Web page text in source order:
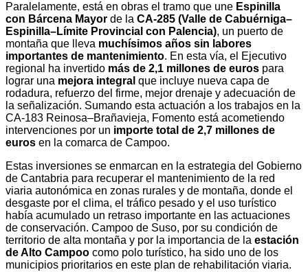
Paralelamente, está en obras el tramo que une Espinilla
con Bárcena Mayor de la CA‑285 (Valle de Cabuérniga–
Espinilla–Límite Provincial con Palencia), un puerto de
montaña que lleva muchísimos años sin labores
importantes de mantenimiento. En esta vía, el Ejecutivo
regional ha invertido más de 2,1 millones de euros para
lograr una mejora integral que incluye nueva capa de
rodadura, refuerzo del firme, mejor drenaje y adecuación de
la señalización. Sumando esta actuación a los trabajos en la
CA‑183 Reinosa–Brañavieja, Fomento está acometiendo
intervenciones por un importe total de 2,7 millones de
euros en la comarca de Campoo.
Estas inversiones se enmarcan en la estrategia del Gobierno
de Cantabria para recuperar el mantenimiento de la red
viaria autonómica en zonas rurales y de montaña, donde el
desgaste por el clima, el tráfico pesado y el uso turístico
había acumulado un retraso importante en las actuaciones
de conservación. Campoo de Suso, por su condición de
territorio de alta montaña y por la importancia de la estación
de Alto Campoo como polo turístico, ha sido uno de los
municipios prioritarios en este plan de rehabilitación viaria.